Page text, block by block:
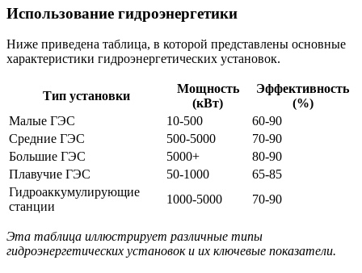
Использование гидроэнергетики
Ниже приведена таблица, в которой представлены основные
характеристики гидроэнергетических установок.
Тип установки
Мощность
(кВт)
Эффективность
(%)
Малые ГЭС
10-500
60-90
Средние ГЭС
500-5000
70-90
Большие ГЭС
5000+
80-90
Плавучие ГЭС
50-1000
65-85
Гидроаккумулирующие
станции
1000-5000 70-90
Эта таблица иллюстрирует различные типы
гидроэнергетических установок и их ключевые показатели.